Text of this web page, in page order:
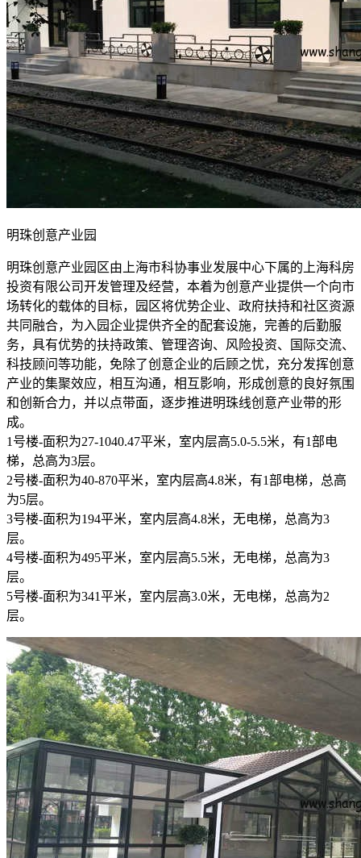
明珠创意产业园
明珠创意产业园区由上海市科协事业发展中心下属的上海科房
投资有限公司开发管理及经营，本着为创意产业提供一个向市
场转化的载体的目标，园区将优势企业、政府扶持和社区资源
共同融合，为入园企业提供齐全的配套设施，完善的后勤服
务，具有优势的扶持政策、管理咨询、风险投资、国际交流、
科技顾问等功能，免除了创意企业的后顾之忧，充分发挥创意
产业的集聚效应，相互沟通，相互影响，形成创意的良好氛围
和创新合力，并以点带面，逐步推进明珠线创意产业带的形
成。
1号楼-面积为27-1040.47平米，室内层高5.0-5.5米，有1部电
梯，总高为3层。
2号楼-面积为40-870平米，室内层高4.8米，有1部电梯，总高
为5层。
3号楼-面积为194平米，室内层高4.8米，无电梯，总高为3
层。
4号楼-面积为495平米，室内层高5.5米，无电梯，总高为3
层。
5号楼-面积为341平米，室内层高3.0米，无电梯，总高为2
层。